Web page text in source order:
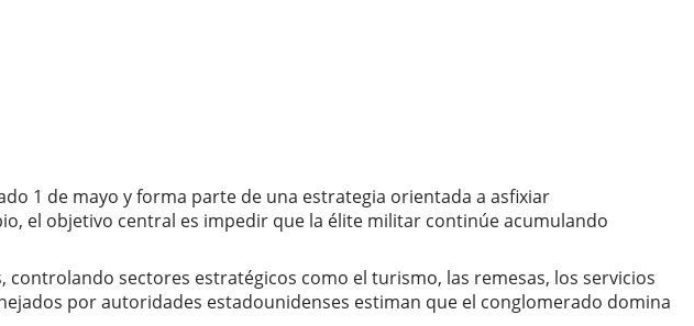
1 de mayo y forma parte de una estrategia orientada a asfixiar
el objetivo central es impedir que la élite militar continúe acumulando
sectores estratégicos como el turismo, las remesas, los servicios
por autoridades estadounidenses estiman que el conglomerado domina